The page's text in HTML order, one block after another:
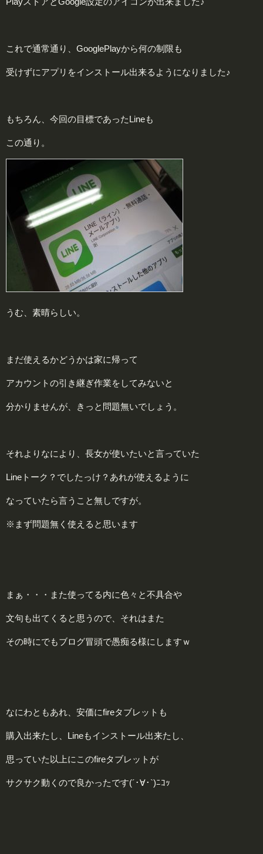
これで通常通り、GooglePlayから何の制限も
受けずにアプリをインストール出来るようになりました♪
もちろん、今回の目標であったLineも
この通り。
うむ、素晴らしい。
まだ使えるかどうかは家に帰って
アカウントの引き継ぎ作業をしてみないと
分かりませんが、きっと問題無いでしょう。
それよりなにより、長女が使いたいと言っていた
Lineトーク？でしたっけ？あれが使えるように
なっていたら言うこと無しですが。
※まず問題無く使えると思います
まぁ・・・また使ってる内に色々と不具合や
文句も出てくると思うので、それはまた
その時にでもブログ冒頭で愚痴る様にしますｗ
なにわともあれ、安価にfireタブレットも
購入出来たし、Lineもインストール出来たし、
思っていた以上にこのfireタブレットが
サクサク動くので良かったです(´･∀･`)ﾆｺｯ